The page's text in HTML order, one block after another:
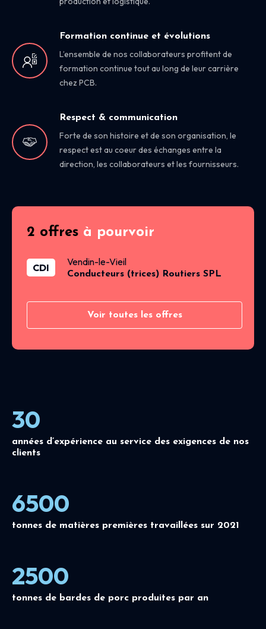
Formation continue et évolutions
L’ensemble de nos collaborateurs profitent de
formation continue tout au long de leur carrière
chez PCB.
Respect & communication
Forte de son histoire et de son organisation, le
respect est au coeur des échanges entre la
direction, les collaborateurs et les fournisseurs.
2 offres à pourvoir
CDI Vendin-le-Vieil
Conducteurs (trices) Routiers SPL
Voir toutes les offres
30
années d’expérience au service des exigences de nos
clients
6500
tonnes de matières premières travaillées sur 2021
2500
tonnes de bardes de porc produites par an